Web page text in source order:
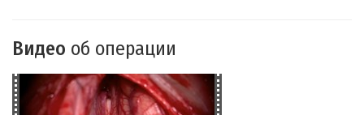
Видео об операции